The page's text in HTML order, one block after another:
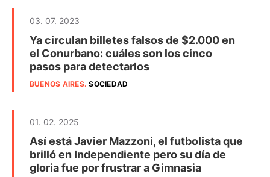
03. 07. 2023
Ya circulan billetes falsos de $2.000 en
el Conurbano: cuáles son los cinco
pasos para detectarlos
BUENOS AIRES.SOCIEDAD
01. 02. 2025
Así está Javier Mazzoni, el futbolista que
brilló en Independiente pero su día de
gloria fue por frustrar a Gimnasia